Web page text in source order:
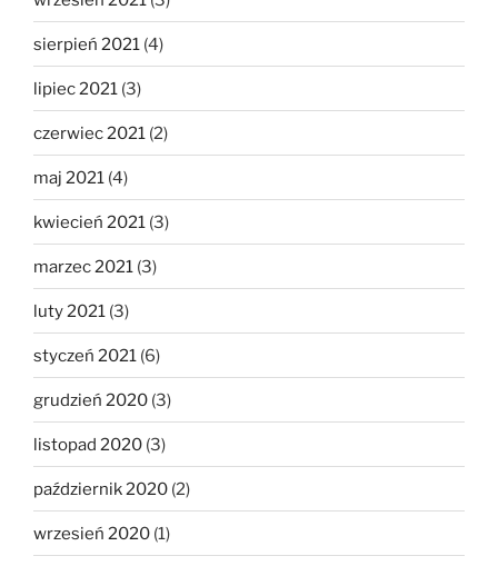
sierpień 2021 (4)
lipiec 2021 (3)
czerwiec 2021 (2)
maj 2021 (4)
kwiecień 2021 (3)
marzec 2021 (3)
luty 2021 (3)
styczeń 2021 (6)
grudzień 2020 (3)
listopad 2020 (3)
październik 2020 (2)
wrzesień 2020 (1)